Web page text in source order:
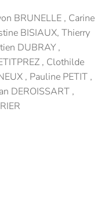
BRUNELLE , Carine
BISIAUX, Thierry
DUBRAY ,
, Clothilde
, Pauline PETIT ,
DEROISSART ,